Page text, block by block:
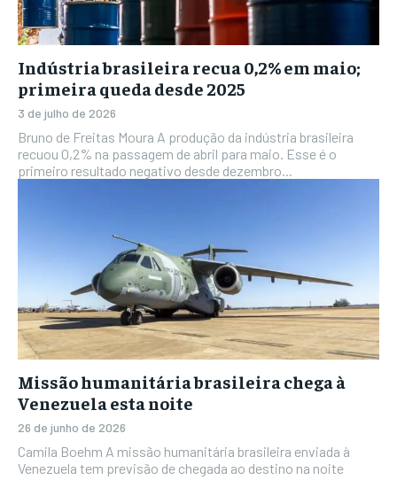
Indústria brasileira recua 0,2% em maio;
primeira queda desde 2025
3 de julho de 2026
Bruno de Freitas Moura A produção da indústria brasileira
recuou 0,2% na passagem de abril para maio. Esse é o
primeiro resultado negativo desde dezembro...
Missão humanitária brasileira chega à
Venezuela esta noite
26 de junho de 2026
Camila Boehm A missão humanitária brasileira enviada à
Venezuela tem previsão de chegada ao destino na noite